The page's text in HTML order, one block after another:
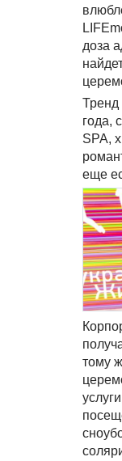
доза
Тренд
года,
SPA,
еще
тому